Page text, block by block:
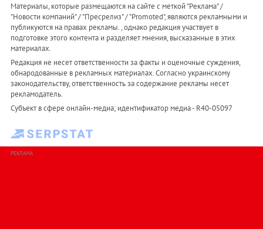
Материалы, которые размещаются на сайте с меткой "Реклама" /
"Новости компаний" / "Пресрелиз" / "Promoted", являются рекламными и
публикуются на правах рекламы. , однако редакция участвует в
подготовке этого контента и разделяет мнения, высказанные в этих
материалах.
Редакция не несет ответственности за факты и оценочные суждения,
обнародованные в рекламных материалах. Согласно украинскому
законодательству, ответственность за содержание рекламы несет
рекламодатель.
Субъект в сфере онлайн-медиа; идентификатор медиа - R40-05097
РЕКЛАМА